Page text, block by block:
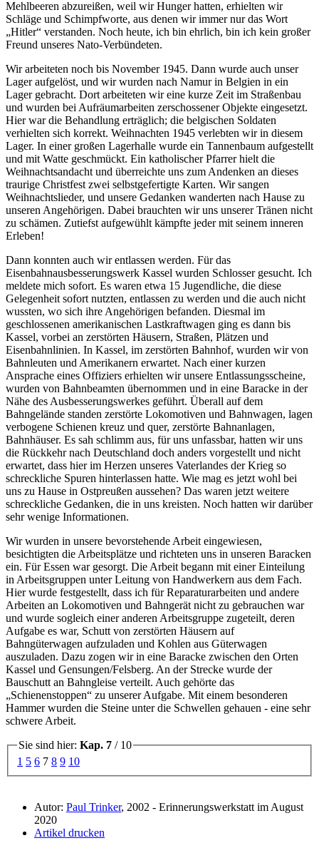
Mehlbeeren abzureißen, weil wir Hunger hatten, erhielten wir
Schläge und Schimpfworte, aus denen wir immer nur das Wort
Hitler
verstanden. Noch heute, ich bin ehrlich, bin ich kein großer
Freund unseres Nato-Verbündeten.
Wir arbeiteten noch bis November 1945. Dann wurde auch unser
Lager aufgelöst, und wir wurden nach Namur in Belgien in ein
Lager gebracht. Dort arbeiteten wir eine kurze Zeit im Straßenbau
und wurden bei Aufräumarbeiten zerschossener Objekte eingesetzt.
Hier war die Behandlung erträglich; die belgischen Soldaten
verhielten sich korrekt. Weihnachten 1945 verlebten wir in diesem
Lager. In einer großen Lagerhalle wurde ein Tannenbaum aufgestellt
und mit Watte geschmückt. Ein katholischer Pfarrer hielt die
Weihnachtsandacht und überreichte uns zum Andenken an dieses
traurige Christfest zwei selbstgefertigte Karten. Wir sangen
Weihnachtslieder, und unsere Gedanken wanderten nach Hause zu
unseren Angehörigen. Dabei brauchten wir uns unserer Tränen nicht
zu schämen. Zutiefst aufgewühlt kämpfte jeder mit seinem inneren
Erleben!
Dann konnten auch wir entlassen werden. Für das
Eisenbahnausbesserungswerk Kassel wurden Schlosser gesucht. Ich
meldete mich sofort. Es waren etwa 15 Jugendliche, die diese
Gelegenheit sofort nutzten, entlassen zu werden und die auch nicht
wussten, wo sich ihre Angehörigen befanden. Diesmal im
geschlossenen amerikanischen Lastkraftwagen ging es dann bis
Kassel, vorbei an zerstörten Häusern, Straßen, Plätzen und
Eisenbahnlinien. In Kassel, im zerstörten Bahnhof, wurden wir von
Bahnleuten und Amerikanern erwartet. Nach einer kurzen
Ansprache eines Offiziers erhielten wir unsere Entlassungsscheine,
wurden von Bahnbeamten übernommen und in eine Baracke in der
Nähe des Ausbesserungswerkes geführt. Überall auf dem
Bahngelände standen zerstörte Lokomotiven und Bahnwagen, lagen
verbogene Schienen kreuz und quer, zerstörte Bahnanlagen,
Bahnhäuser. Es sah schlimm aus, für uns unfassbar, hatten wir uns
die Rückkehr nach Deutschland doch anders vorgestellt und nicht
erwartet, dass hier im Herzen unseres Vaterlandes der Krieg so
schreckliche Spuren hinterlassen hatte. Wie mag es jetzt wohl bei
uns zu Hause in Ostpreußen aussehen? Das waren jetzt weitere
schreckliche Gedanken, die in uns kreisten. Noch hatten wir darüber
sehr wenige Informationen.
Wir wurden in unsere bevorstehende Arbeit eingewiesen,
besichtigten die Arbeitsplätze und richteten uns in unseren Baracken
ein. Für Essen war gesorgt. Die Arbeit begann mit einer Einteilung
in Arbeitsgruppen unter Leitung von Handwerkern aus dem Fach.
Hier wurde festgestellt, dass ich für Reparaturarbeiten und andere
Arbeiten an Lokomotiven und Bahngerät nicht zu gebrauchen war
und wurde sogleich einer anderen Arbeitsgruppe zugeteilt, deren
Aufgabe es war, Schutt von zerstörten Häusern auf
Bahngüterwagen aufzuladen und Kohlen aus Güterwagen
auszuladen. Dazu zogen wir in eine Baracke zwischen den Orten
Kassel und Gensungen/Felsberg. An der Strecke wurde der
Bauschutt an Bahngleise verteilt. Auch gehörte das
Schienenstoppen
zu unserer Aufgabe. Mit einem besonderen
Hammer wurden die Steine unter die Schwellen gehauen - eine sehr
schwere Arbeit.
Sie sind hier: Kap. 7 / 10
1 5 6 7 8 9 10
Autor: Paul Trinker, 2002 - Erinnerungswerkstatt im August
2020
Artikel drucken